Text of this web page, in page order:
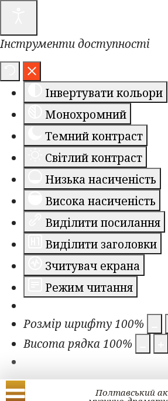
Інструменти доступності
Інвертувати кольори
Монохромний
Темний контраст
Світлий контраст
Низька насиченість
Висока насиченість
Виділити посилання
Виділити заголовки
Зчитувач екрана
Режим читання
Розмір шрифту100%
Висота рядка100%
Полтавський